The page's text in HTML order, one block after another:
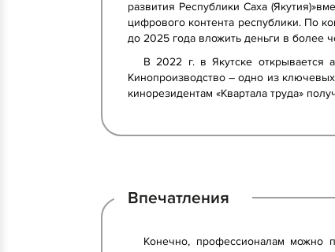
развития Республики Саха
цифрового контента республики. По
до 2025 года вложить деньги в более
В 2022 г. в Якутске открывается
Кинопроизводство – одно из
кинорезидентам «Квартала труда»
Впечатления
Конечно, профессионалам можно